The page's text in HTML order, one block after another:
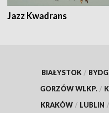
Jazz Kwadrans
BIAŁYSTOK /
GORZÓW WLKP. /
KRAKÓW / LUBLIN /